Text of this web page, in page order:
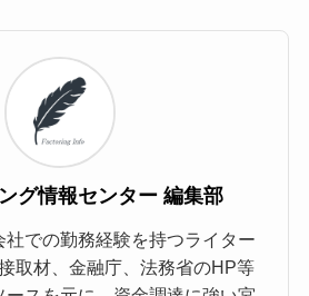
グ情報センター 編集部
社での勤務経験を持つライター
取材、金融庁、法務省のHP等